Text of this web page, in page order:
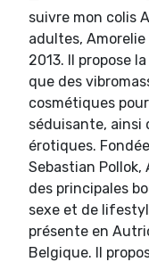
suivre mon colis
adultes,
2013. Il propose
que des
cosmétiques
séduisante, ainsi
érotiques.
Sebastian Pollok,
des principales
sexe et de
présente en
Belgique. Il